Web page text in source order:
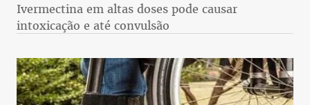
Ivermectina em altas doses pode causar
intoxicação e até convulsão